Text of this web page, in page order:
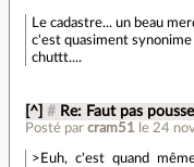
Le cadastre... un beau
c'est quasiment synonime
chuttt....
[^] # Re: Faut pas
Posté parcram51 le 24
>Euh, c'est quand